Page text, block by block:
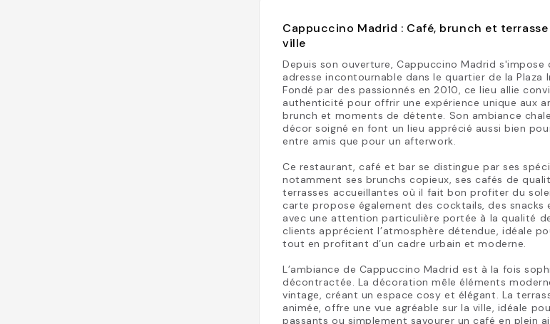
Cappuccino Madrid : Café, brunch et
ville
Depuis son ouverture, Cappuccino Madrid s'impose
adresse incontournable dans le quartier de la Plaza
Fondé par des passionnés en 2010, ce lieu allie
authenticité pour offrir une expérience unique aux
brunch et moments de détente. Son ambiance
décor soigné en font un lieu apprécié aussi bien
entre amis que pour un afterwork.
Ce restaurant, café et bar se distingue par ses
notamment ses brunchs copieux, ses cafés de
terrasses accueillantes où il fait bon profiter du
carte propose également des cocktails, des snacks
avec une attention particulière portée à la qualité
clients apprécient l’atmosphère détendue, idéale
tout en profitant d’un cadre urbain et moderne.
L’ambiance de Cappuccino Madrid est à la fois
décontractée. La décoration mêle éléments
vintage, créant un espace cosy et élégant. La
animée, offre une vue agréable sur la ville, idéale
passants ou simplement savourer un café en plein